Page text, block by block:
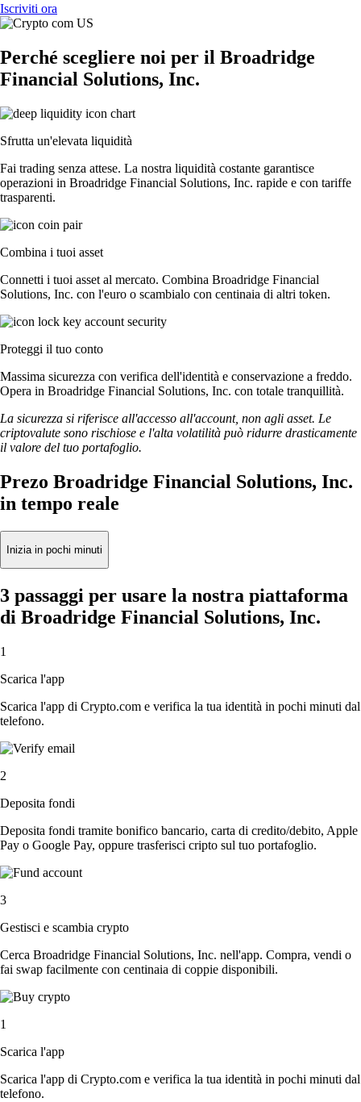
Iscriviti ora
Perché scegliere noi per il Broadridge
Financial Solutions, Inc.
Sfrutta un'elevata liquidità
Fai trading senza attese. La nostra liquidità costante garantisce
operazioni in Broadridge Financial Solutions, Inc. rapide e con tariffe
trasparenti.
Combina i tuoi asset
Connetti i tuoi asset al mercato. Combina Broadridge Financial
Solutions, Inc. con l'euro o scambialo con centinaia di altri token.
Proteggi il tuo conto
Massima sicurezza con verifica dell'identità e conservazione a freddo.
Opera in Broadridge Financial Solutions, Inc. con totale tranquillità.
La sicurezza si riferisce all'accesso all'account, non agli asset. Le
criptovalute sono rischiose e l'alta volatilità può ridurre drasticamente
il valore del tuo portafoglio.
Prezo Broadridge Financial Solutions, Inc.
in tempo reale
Inizia in pochi minuti
3 passaggi per usare la nostra piattaforma
di Broadridge Financial Solutions, Inc.
1
Scarica l'app
Scarica l'app di Crypto.com e verifica la tua identità in pochi minuti dal
telefono.
2
Deposita fondi
Deposita fondi tramite bonifico bancario, carta di credito/debito, Apple
Pay o Google Pay, oppure trasferisci cripto sul tuo portafoglio.
3
Gestisci e scambia crypto
Cerca Broadridge Financial Solutions, Inc. nell'app. Compra, vendi o
fai swap facilmente con centinaia di coppie disponibili.
1
Scarica l'app
Scarica l'app di Crypto.com e verifica la tua identità in pochi minuti dal
telefono.